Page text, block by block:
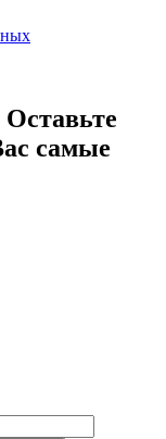
самые